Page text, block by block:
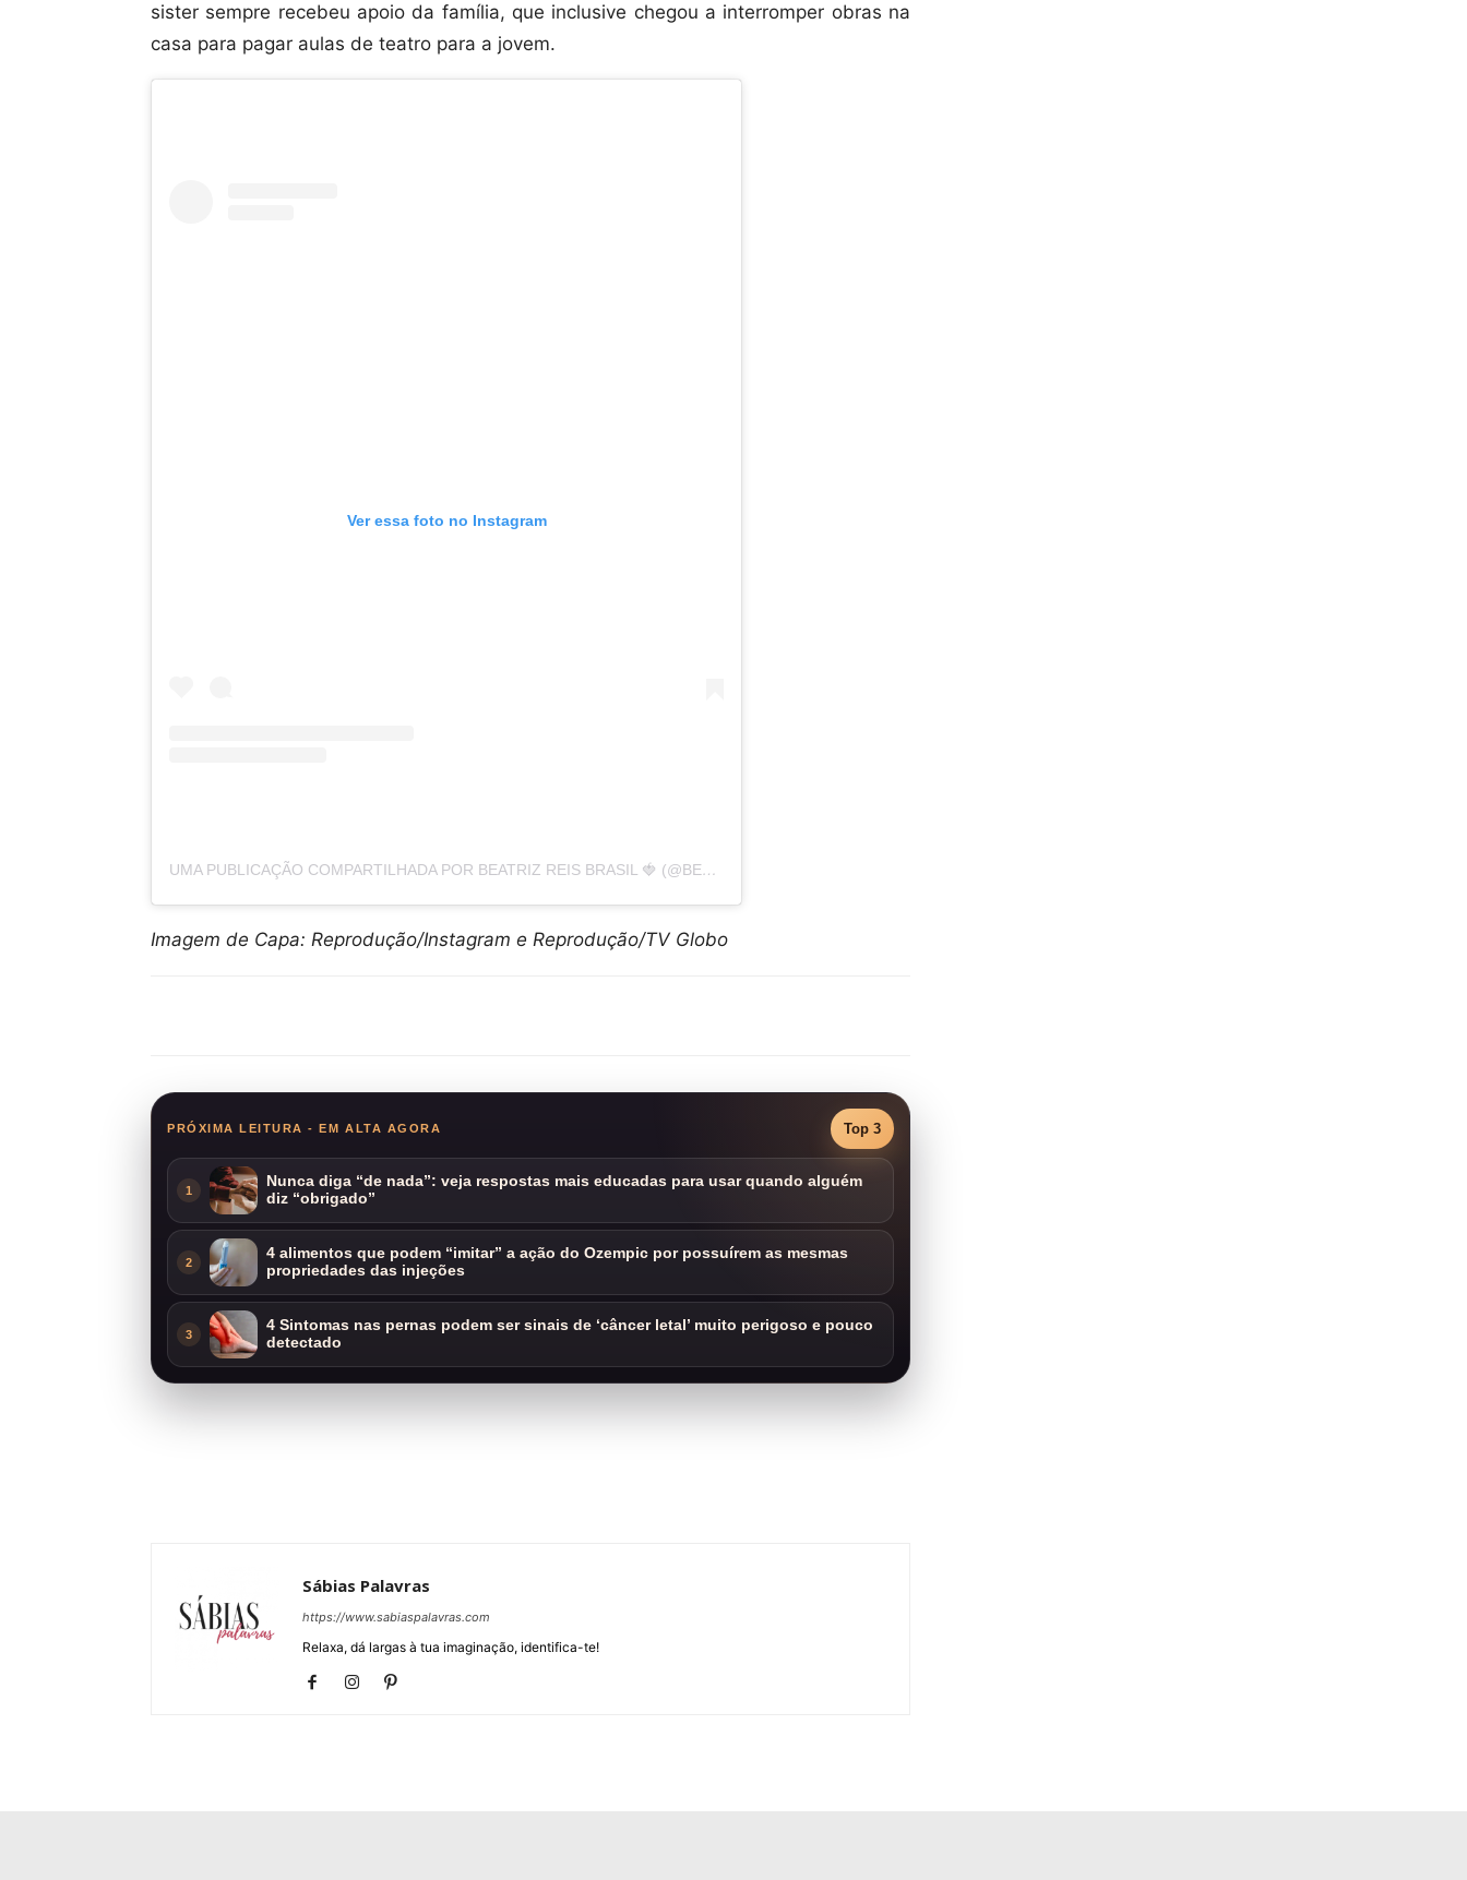
sister sempre recebeu apoio da família, que inclusive chegou a interromper obras na
casa para pagar aulas de teatro para a jovem.
Ver essa foto no Instagram
UMA PUBLICAÇÃO COMPARTILHADA POR BEATRIZ REIS BRASIL 🍓 (@BEATRIZREISBRASIL)
Imagem de Capa: Reprodução/Instagram e Reprodução/TV Globo
PRÓXIMA LEITURA - EM ALTA AGORA Top 3
1
Nunca diga “de nada”: veja respostas mais educadas para usar quando alguém
diz “obrigado”
2
4 alimentos que podem “imitar” a ação do Ozempic por possuírem as mesmas
propriedades das injeções
3
4 Sintomas nas pernas podem ser sinais de ‘câncer letal’ muito perigoso e pouco
detectado
Sábias Palavras
https://www.sabiaspalavras.com
Relaxa, dá largas à tua imaginação, identifica-te!